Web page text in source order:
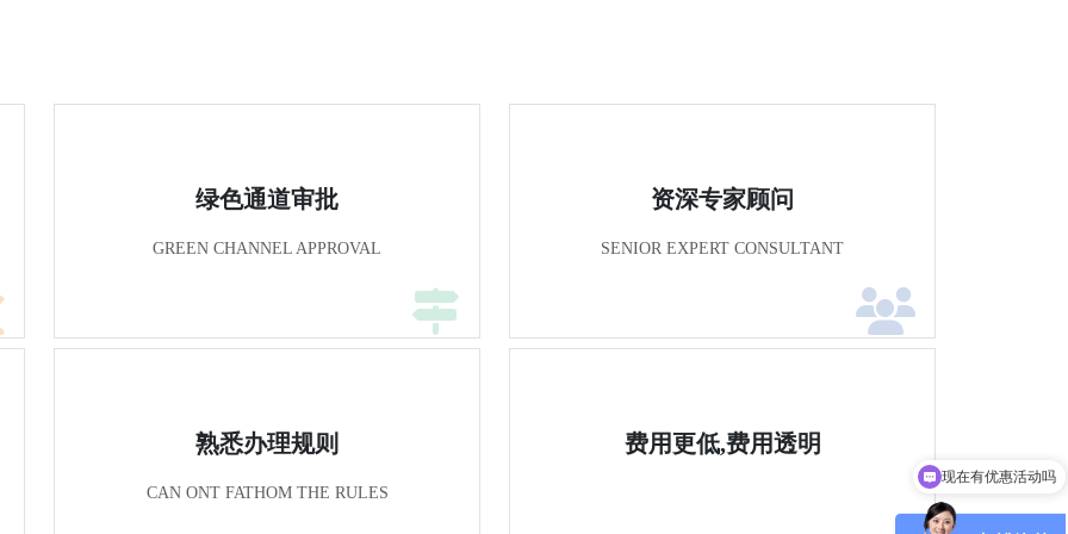
绿色通道审批
GREEN CHANNEL APPROVAL
资深专家顾问
SENIOR EXPERT CONSULTANT
熟悉办理规则
CAN ONT FATHOM THE RULES
费用更低,费用透明
可以介绍下你们的产品么